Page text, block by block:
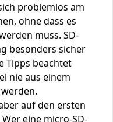
problemlos am
ohne dass es
muss. SD-
besonders sicher
Tipps beachtet
nie aus einem
auf den ersten
eine micro-SD-